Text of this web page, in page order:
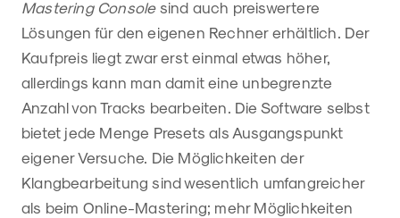
Mastering Consolesind auch preiswertere
Lösungen für den eigenen Rechner erhältlich. Der
Kaufpreis liegt zwar erst einmal etwas höher,
allerdings kann man damit eine unbegrenzte
Anzahl von Tracks bearbeiten. Die Software selbst
bietet jede Menge Presets als Ausgangspunkt
eigener Versuche. Die Möglichkeiten der
Klangbearbeitung sind wesentlich umfangreicher
als beim Online-Mastering; mehr Möglichkeiten